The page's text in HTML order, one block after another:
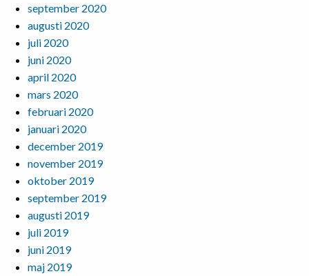
september 2020
augusti 2020
juli 2020
juni 2020
april 2020
mars 2020
februari 2020
januari 2020
december 2019
november 2019
oktober 2019
september 2019
augusti 2019
juli 2019
juni 2019
maj 2019